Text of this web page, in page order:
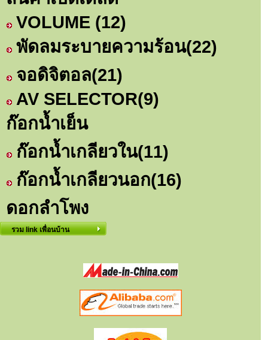
VOLUME (12)
พัดลมระบายความร้อน(22)
จอดิจิตอล(21)
AV SELECTOR(9)
ก๊อกน้ำเย็น
ก๊อกน้ำเกลียวใน(11)
ก๊อกน้ำเกลียวนอก(16)
ดอกลำโพง
รวม link เพื่อนบ้าน